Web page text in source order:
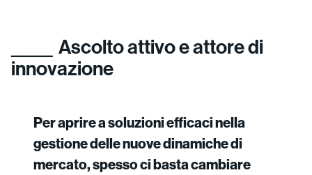
Ascolto attivo e attore di
innovazione
Per aprire a soluzioni efficaci nella
gestione delle nuove dinamiche di
mercato, spesso ci basta cambiare